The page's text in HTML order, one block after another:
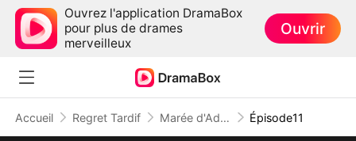
Ouvrez l'application DramaBox
pour plus de drames
merveilleux
Ouvrir
Accueil Regret Tardif Marée d'Adieu Épisode11